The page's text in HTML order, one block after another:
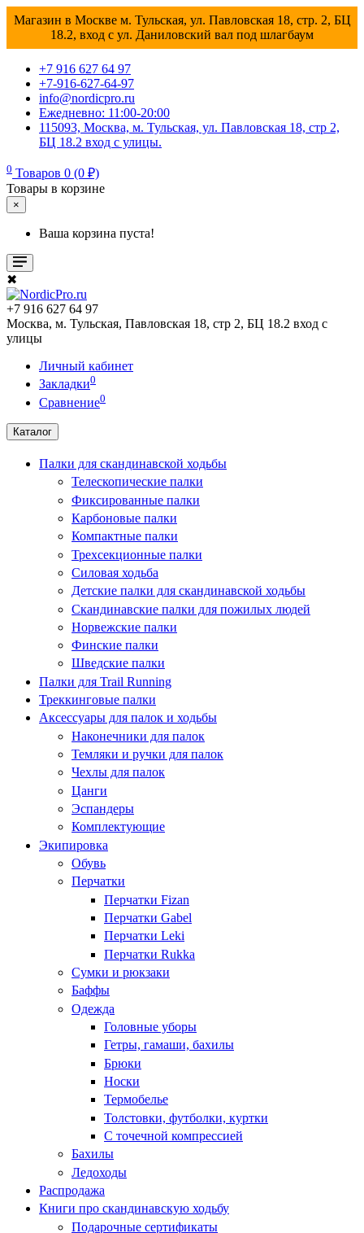
Магазин в Москве м. Тульская, ул. Павловская 18, стр. 2, БЦ
18.2, вход с ул. Даниловский вал под шлагбаум
+7 916 627 64 97
+7-916-627-64-97
info@nordicpro.ru
Ежедневно: 11:00-20:00
115093, Москва, м. Тульская, ул. Павловская 18, стр 2,
БЦ 18.2 вход с улицы.
0 Товаров 0 (0 ₽)
Товары в корзине
×
Ваша корзина пуста!
✖
+7 916 627 64 97
Москва, м. Тульская, Павловская 18, стр 2, БЦ 18.2 вход с
улицы
Личный кабинет
Закладки0
Сравнение0
Каталог
Палки для скандинавской ходьбы
Телескопические палки
Фиксированные палки
Карбоновые палки
Компактные палки
Трехсекционные палки
Силовая ходьба
Детские палки для скандинавской ходьбы
Скандинавские палки для пожилых людей
Норвежские палки
Финские палки
Шведские палки
Палки для Trail Running
Треккинговые палки
Аксессуары для палок и ходьбы
Наконечники для палок
Темляки и ручки для палок
Чехлы для палок
Цанги
Эспандеры
Комплектующие
Экипировка
Обувь
Перчатки
Перчатки Fizan
Перчатки Gabel
Перчатки Leki
Перчатки Rukka
Сумки и рюкзаки
Баффы
Одежда
Головные уборы
Гетры, гамаши, бахилы
Брюки
Носки
Термобелье
Толстовки, футболки, куртки
С точечной компрессией
Бахилы
Ледоходы
Распродажа
Книги про скандинавскую ходьбу
Подарочные сертификаты